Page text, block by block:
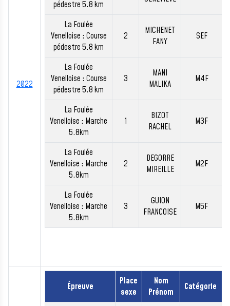
2022
pédestre 5.8 km
La Foulée
Venelloise : Course
pédestre 5.8 km
2
MICHENET
FANY
SEF
La Foulée
Venelloise : Course
pédestre 5.8 km
3
MANI
MALIKA
M4F
La Foulée
Venelloise : Marche
5.8km
1
BIZOT
RACHEL
M3F
La Foulée
Venelloise : Marche
5.8km
2
DEGORRE
MIREILLE
M2F
La Foulée
Venelloise : Marche
5.8km
3
GUION
FRANCOISE
M5F
Épreuve
Place
sexe
Nom
Prénom
Catégorie